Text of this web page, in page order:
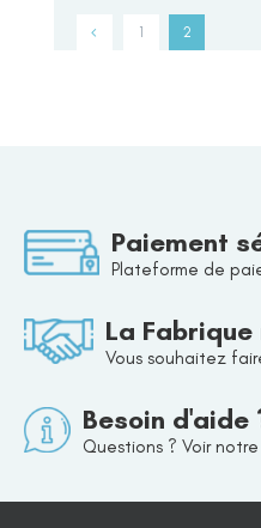
1 2
Paiement
Plateforme de
La
Vous souhaitez
Besoin d'aide
Questions ? Voir notre